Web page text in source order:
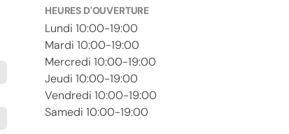
HEURES D'OUVERTURE
Lundi 10:00-19:00
Mardi 10:00-19:00
Mercredi 10:00-19:00
Jeudi 10:00-19:00
Vendredi 10:00-19:00
Samedi 10:00-19:00